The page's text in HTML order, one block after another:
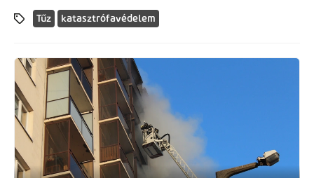
Tűz katasztrófavédelem